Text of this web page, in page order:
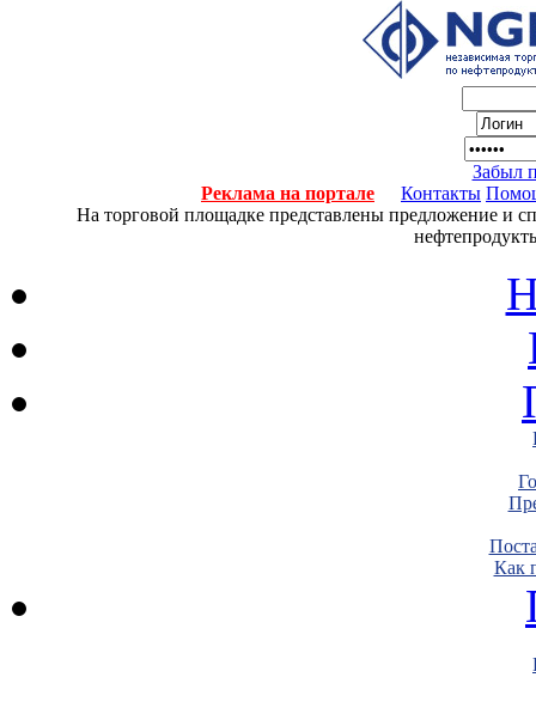
Забыл
Реклама на портале
Контакты
На торговой площадке представлены предложение и
Как